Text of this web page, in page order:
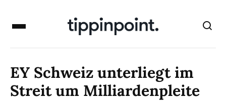
EY Schweiz unterliegt im
Streit um Milliardenpleite